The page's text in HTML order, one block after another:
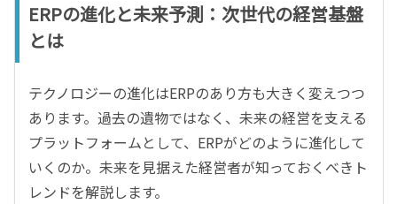
ERPの進化と未来予測：次世代の経営基盤
とは
テクノロジーの進化はERPのあり方も大きく変えつつ
あります。過去の遺物ではなく、未来の経営を支える
プラットフォームとして、ERPがどのように進化して
いくのか。未来を見据えた経営者が知っておくべきト
レンドを解説します。